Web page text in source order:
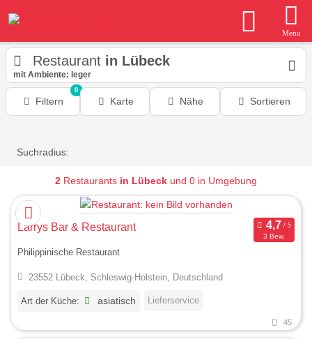
Menu
Restaurant in Lübeck
mit Ambiente: leger
Filtern
0
Karte Nähe Sortieren
Suchradius:
2 Restaurants in Lübeck und 0 in Umgebung
Larrys Bar & Restaurant
3 Bew.
Philippinische Restaurant
23552 Lübeck, Schleswig-Holstein, Deutschland
Art der Küche: asiatisch Lieferservice
45